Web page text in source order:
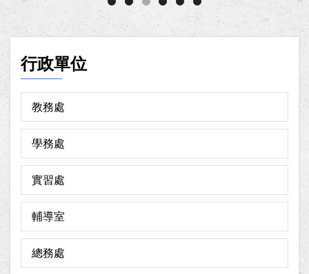
行政單位
教務處
學務處
實習處
輔導室
總務處